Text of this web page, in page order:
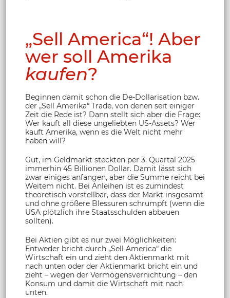
„Sell America“! Aber
wer soll Amerika
kaufen?
Beginnen damit schon die De-Dollarisation bzw.
der „Sell Amerika“ Trade, von denen seit einiger
Zeit die Rede ist? Dann stellt sich aber die Frage:
Wer kauft all diese ungeliebten US-Assets? Wer
kauft Amerika, wenn es die Welt nicht mehr
haben will?
Gut, im Geldmarkt steckten per 3. Quartal 2025
immerhin 45 Billionen Dollar. Damit lässt sich
zwar einiges anfangen, aber die Summe reicht bei
Weitem nicht. Bei Anleihen ist es zumindest
theoretisch vorstellbar, dass der Markt insgesamt
und ohne größere Blessuren schrumpft (wenn die
USA plötzlich ihre Staatsschulden abbauen
sollten).
Bei Aktien gibt es nur zwei Möglichkeiten:
Entweder bricht durch „Sell America“ die
Wirtschaft ein und zieht den Aktienmarkt mit
nach unten oder der Aktienmarkt bricht ein und
zieht – wegen der Vermögensvernichtung – den
Konsum und damit die Wirtschaft mit nach
unten.